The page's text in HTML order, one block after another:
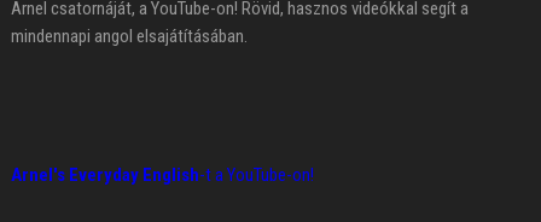
Arnel csatornáját, a YouTube-on! Rövid, hasznos videókkal segít a
mindennapi angol elsajátításában.
Arnel's Everyday English-t a YouTube-on!